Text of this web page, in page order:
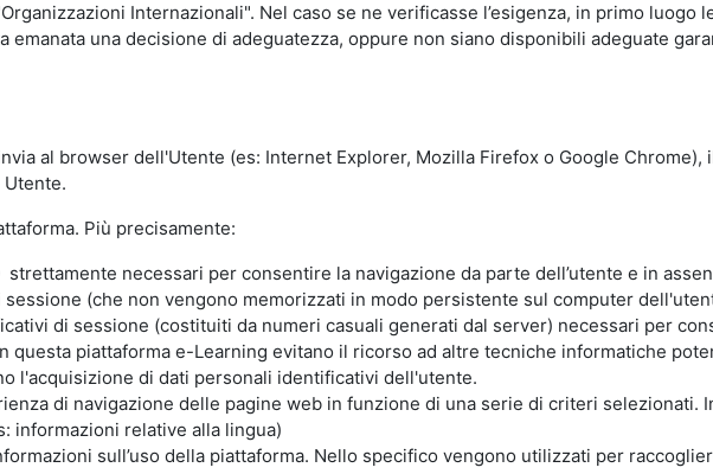
Internazionali". Nel caso se ne verificasse l’esigenza, in primo luogo
una decisione di adeguatezza, oppure non siano disponibili adeguate
al browser dell'Utente (es: Internet Explorer, Mozilla Firefox o Google Chrome),
Più precisamente:
necessari per consentire la navigazione da parte dell’utente e in
(che non vengono memorizzati in modo persistente sul computer
di sessione (costituiti da numeri casuali generati dal server) necessari per
piattaforma e-Learning evitano il ricorso ad altre tecniche informatiche
l'acquisizione di dati personali identificativi dell'utente.
di navigazione delle pagine web in funzione di una serie di criteri selezionati.
informazioni relative alla lingua)
sull’uso della piattaforma. Nello specifico vengono utilizzati per